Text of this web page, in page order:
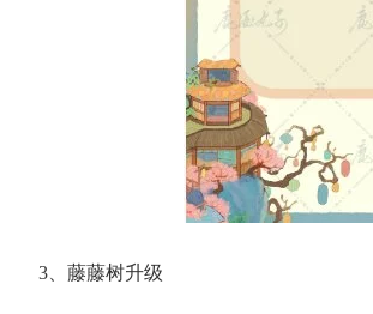
3、藤藤树升级